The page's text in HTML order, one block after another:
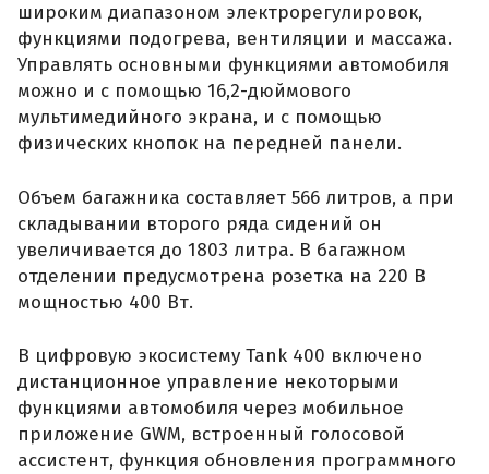
широким диапазоном электрорегулировок,
функциями подогрева, вентиляции и массажа.
Управлять основными функциями автомобиля
можно и с помощью 16,2-дюймового
мультимедийного экрана, и с помощью
физических кнопок на передней панели.
Объем багажника составляет 566 литров, а при
складывании второго ряда сидений он
увеличивается до 1803 литра. В багажном
отделении предусмотрена розетка на 220 В
мощностью 400 Вт.
В цифровую экосистему Tank 400 включено
дистанционное управление некоторыми
функциями автомобиля через мобильное
приложение GWM, встроенный голосовой
ассистент, функция обновления программного